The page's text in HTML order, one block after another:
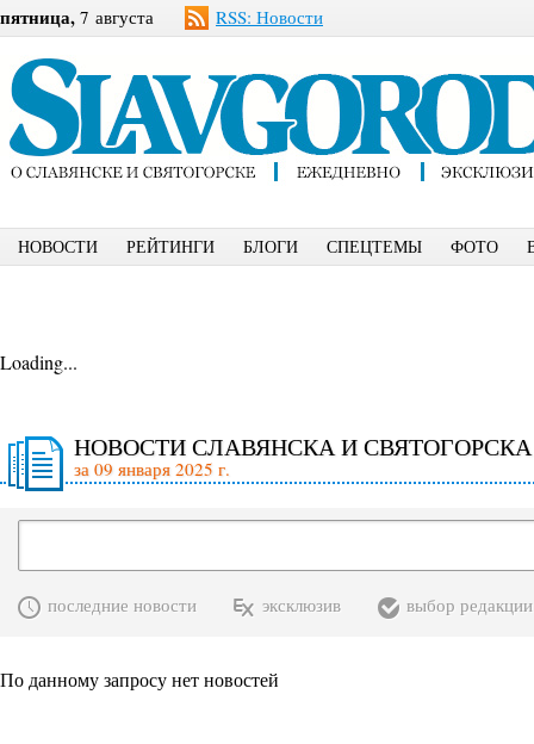
пятница, 7 августа RSS: Новости
НОВОСТИ РЕЙТИНГИ БЛОГИ СПЕЦТЕМЫ ФОТО
Loading...
НОВОСТИ СЛАВЯНСКА И СВЯТОГОРСКА
за 09 января 2025 г.
последние новости эксклюзив выбор редакции
По данному запросу нет новостей